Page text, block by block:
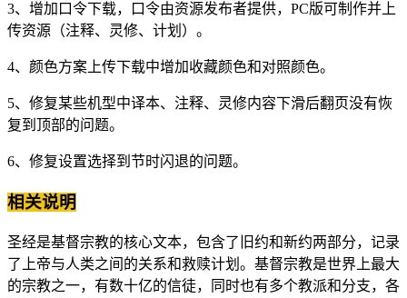
3、增加口令下载，口令由资源发布者提供，PC版可制作并上
传资源（注释、灵修、计划）。
4、颜色方案上传下载中增加收藏颜色和对照颜色。
5、修复某些机型中译本、注释、灵修内容下滑后翻页没有恢
复到顶部的问题。
6、修复设置选择到节时闪退的问题。
相关说明
圣经是基督宗教的核心文本，包含了旧约和新约两部分，记录
了上帝与人类之间的关系和救赎计划。基督宗教是世界上最大
的宗教之一，有数十亿的信徒，同时也有多个教派和分支，各